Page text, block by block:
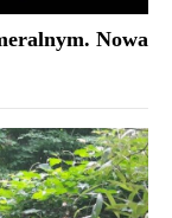
Nowa